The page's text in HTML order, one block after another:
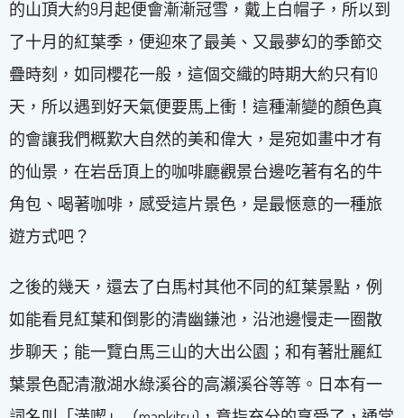
的山頂大約9月起便會漸漸冠雪，戴上白帽子，所以到
了十月的紅葉季，便迎來了最美、又最夢幻的季節交
疊時刻，如同櫻花一般，這個交織的時期大約只有10
天，所以遇到好天氣便要馬上衝！這種漸變的顏色真
的會讓我們概歎大自然的美和偉大，是宛如畫中才有
的仙景，在岩岳頂上的咖啡廳觀景台邊吃著有名的牛
角包、喝著咖啡，感受這片景色，是最愜意的一種旅
遊方式吧？
之後的幾天，還去了白馬村其他不同的紅葉景點，例
如能看見紅葉和倒影的清幽鎌池，沿池邊慢走一圈散
步聊天；能一覽白馬三山的大出公園；和有著壯麗紅
葉景色配清澈湖水綠溪谷的高瀨溪谷等等。日本有一